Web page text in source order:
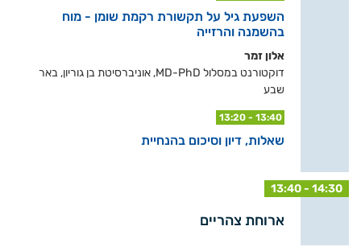
השפעת גיל על תקשורת רקמת שומן - מוח
בהשמנה והרזייה
אלון זמר
דוקטורנט במסלול MD-PhD, אוניברסיטת בן גוריון, באר
שבע
13:20 - 13:40
שאלות, דיון וסיכום בהנחיית
13:40 - 14:30
ארוחת צהריים